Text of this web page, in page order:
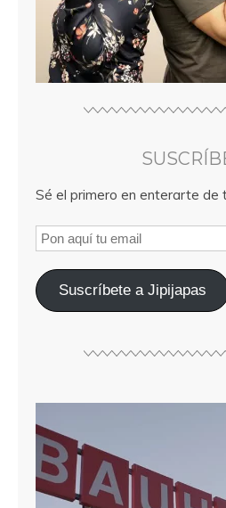
Sé el primero en enterarte de
Suscríbete a Jipijapas